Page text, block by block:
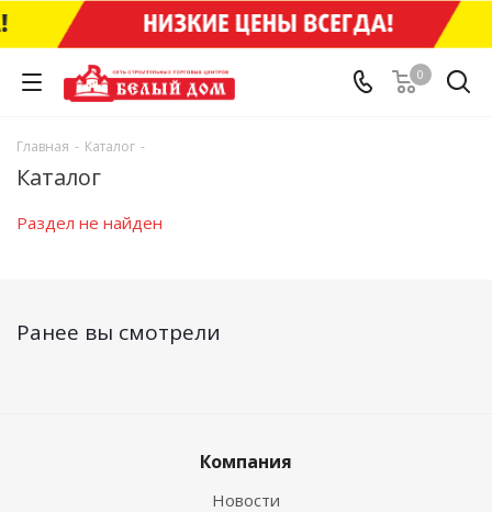
0
Главная - Каталог -
Каталог
Раздел не найден
Ранее вы смотрели
Компания
Новости